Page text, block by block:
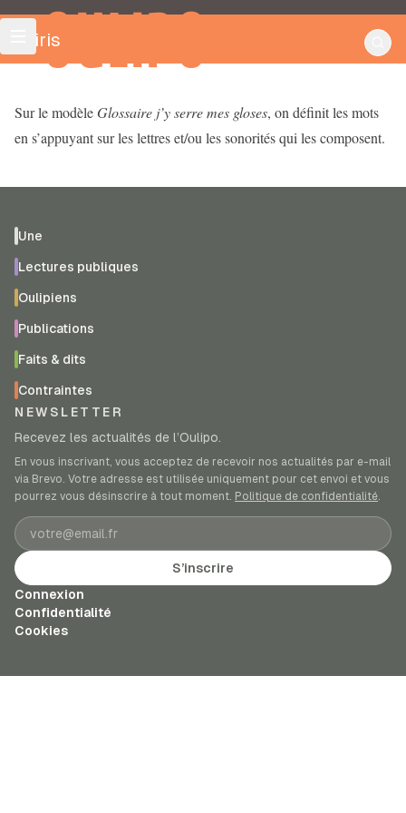
OULIPO
Leiris
Sur le modèleGlossaire j’y serre mes gloses, on définit les mots
en s’appuyant sur les lettres et/ou les sonorités qui les composent.
Une
Lectures publiques
Oulipiens
Publications
Faits & dits
Contraintes
NEWSLETTER
Recevez les actualités de l’Oulipo.
En vous inscrivant, vous acceptez de recevoir nos actualités par e-mail
via Brevo. Votre adresse est utilisée uniquement pour cet envoi et vous
pourrez vous désinscrire à tout moment. Politique de confidentialité.
Adresse e-mail
S’inscrire
Connexion
Confidentialité
Cookies